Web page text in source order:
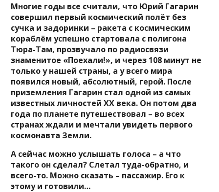
Многие годы все считали, что Юрий Гагарин
совершил первый космический полёт без
сучка и задоринки – ракета с космическим
кораблём успешно стартовала с полигона
Тюра-Там, прозвучало по радиосвязи
знаменитое «Поехали!», и через 108 минут не
только у нашей страны, а у всего мира
появился новый, абсолютный, герой. После
приземления Гагарин стал одной из самых
известных личностей XX века. Он потом два
года по планете путешествовал – во всех
странах ждали и мечтали увидеть первого
космонавта Земли.
А сейчас можно услышать голоса – а что
такого он сделал? Слетал туда-обратно, и
всего-то. Можно сказать – пассажир. Его к
этому и готовили…